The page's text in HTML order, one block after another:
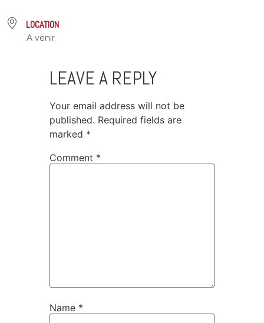
LOCATION
A venir
LEAVE A REPLY
Your email address will not be
published. Required fields are
marked *
Comment *
Name *